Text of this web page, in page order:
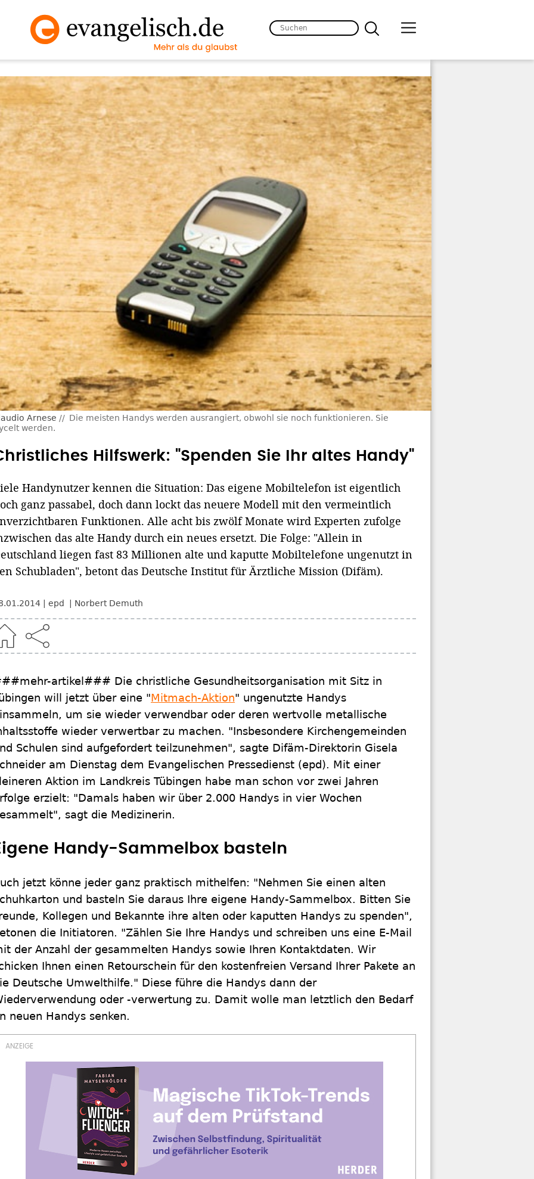
Arnese
Die meisten Handys werden ausrangiert, obwohl sie noch funktionieren. Sie
werden.
Hilfswerk: "Spenden Sie Ihr altes Handy"
Handynutzer kennen die Situation: Das eigene Mobiltelefon ist eigentlich
ganz passabel, doch dann lockt das neuere Modell mit den vermeintlich
Funktionen. Alle acht bis zwölf Monate wird Experten zufolge
das alte Handy durch ein neues ersetzt. Die Folge: "Allein in
liegen fast 83 Millionen alte und kaputte Mobiltelefone ungenutzt in
Schubladen", betont das Deutsche Institut für Ärztliche Mission (Difäm).
epd Norbert Demuth
artikel### Die christliche Gesundheitsorganisation mit Sitz in
will jetzt über eine "Mitmach-Aktion" ungenutzte Handys
um sie wieder verwendbar oder deren wertvolle metallische
wieder verwertbar zu machen. "Insbesondere Kirchengemeinden
Schulen sind aufgefordert teilzunehmen", sagte Difäm-Direktorin Gisela
am Dienstag dem Evangelischen Pressedienst (epd). Mit einer
Aktion im Landkreis Tübingen habe man schon vor zwei Jahren
erzielt: "Damals haben wir über 2.000 Handys in vier Wochen
sagt die Medizinerin.
Handy-Sammelbox basteln
jetzt könne jeder ganz praktisch mithelfen: "Nehmen Sie einen alten
und basteln Sie daraus Ihre eigene Handy-Sammelbox. Bitten Sie
Kollegen und Bekannte ihre alten oder kaputten Handys zu spenden",
die Initiatoren. "Zählen Sie Ihre Handys und schreiben uns eine E-Mail
der Anzahl der gesammelten Handys sowie Ihren Kontaktdaten. Wir
Ihnen einen Retourschein für den kostenfreien Versand Ihrer Pakete an
Deutsche Umwelthilfe." Diese führe die Handys dann der
oder -verwertung zu. Damit wolle man letztlich den Bedarf
neuen Handys senken.